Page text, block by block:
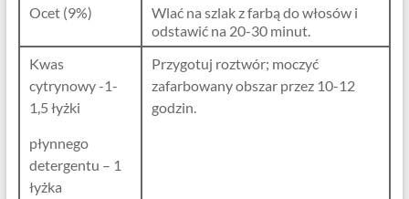
Ocet (9%)
Wlać na szlak z farbą do włosów i
odstawić na 20-30 minut.
Kwas
cytrynowy -1-
1,5 łyżki
płynnego
detergentu – 1
łyżka
Przygotuj roztwór; moczyć
zafarbowany obszar przez 10-12
godzin.